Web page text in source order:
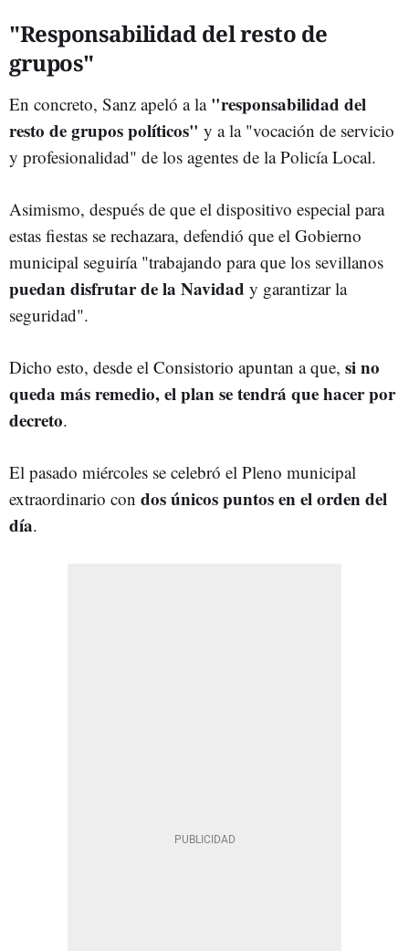
"Responsabilidad del resto de
grupos"
En concreto, Sanz apeló a la"responsabilidad del
resto de grupos políticos" y a la "vocación de servicio
y profesionalidad" de los agentes de la Policía Local.
Asimismo, después de que el dispositivo especial para
estas fiestas se rechazara, defendió que el Gobierno
municipal seguiría "trabajando para que los sevillanos
puedan disfrutar de la Navidad y garantizar la
seguridad".
Dicho esto, desde el Consistorio apuntan a que, si no
queda más remedio, el plan se tendrá que hacer por
decreto.
El pasado miércoles se celebró el Pleno municipal
extraordinario con dos únicos puntos en el orden del
día.